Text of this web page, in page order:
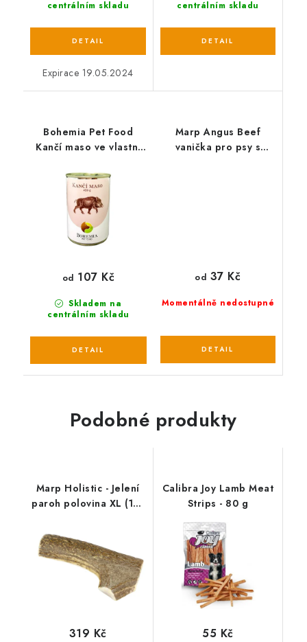
centrálním skladu
Expirace 19.05.2024
centrálním skladu
Bohemia Pet Food
Kančí maso ve vlastní
Skladem na
centrálním skladu
od 107 Kč
Marp Angus Beef
vanička pro psy s
Momentálně nedostupné
od 37 Kč
Podobné produkty
Marp Holistic - Jelení
paroh polovina XL (110
319 Kč
Calibra Joy Lamb Meat
Strips - 80 g
55 Kč